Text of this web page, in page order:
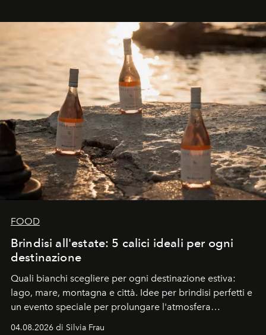
FOOD
Brindisi all'estate: 5 calici ideali per ogni
destinazione
Quali bianchi scegliere per ogni destinazione estiva:
lago, mare, montagna e città. Idee per brindisi perfetti e
un evento speciale per prolungare l'atmosfera
04.08.2026 di Silvia Frau